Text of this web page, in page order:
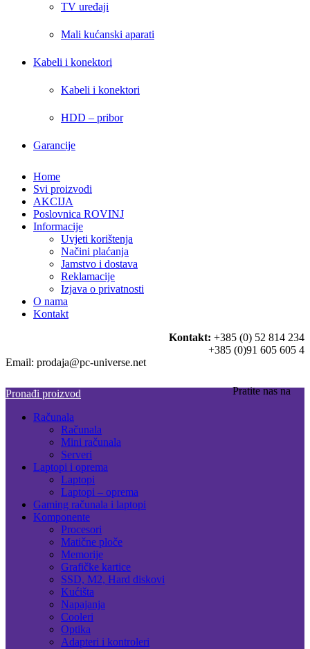
TV uređaji
Mali kućanski aparati
Kabeli i konektori
Kabeli i konektori
HDD – pribor
Garancije
Home
Svi proizvodi
AKCIJA
Poslovnica ROVINJ
Informacije
Uvjeti korištenja
Načini plaćanja
Jamstvo i dostava
Reklamacije
Izjava o privatnosti
O nama
Kontakt
Kontakt: +385 (0) 52 814 234
+385 (0)91 605 605 4
Email: prodaja@pc-universe.net
Pratite nas na
Pronađi proizvod
Računala
Računala
Mini računala
Serveri
Laptopi i oprema
Laptopi
Laptopi – oprema
Gaming računala i laptopi
Komponente
Procesori
Matične ploče
Memorije
Grafičke kartice
SSD, M2, Hard diskovi
Kućišta
Napajanja
Cooleri
Optika
Adapteri i kontroleri